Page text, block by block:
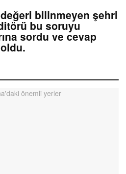
bilinmeyen şehri
bu soruyu
sordu ve cevap